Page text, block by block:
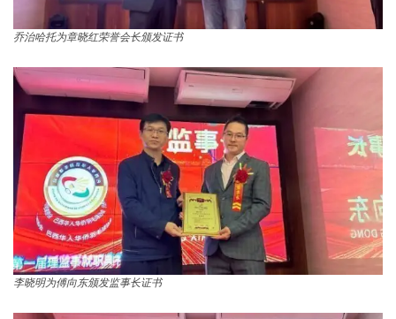
乔治哈托为章晓红荣誉会长颁发证书
李晓明为傅向东颁发监事长证书